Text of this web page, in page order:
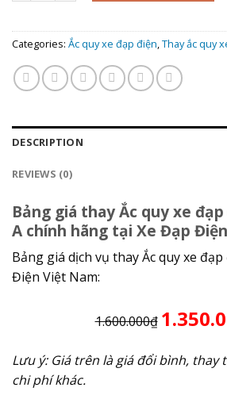
Categories: Ắc quy xe đạp điện Thay ắc quy
DESCRIPTION
REVIEWS (0)
Bảng giá thay Ắc quy xe đạp
A chính hãng tại Xe Đạp
Bảng giá dịch vụ thay Ắc quy xe
Điện Việt Nam:
1.600.000₫
Lưu ý: Giá trên là giá đổi bình, thay
chi phí khác.